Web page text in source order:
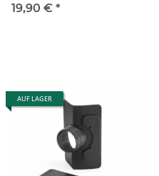
19,90 € *
AUF LAGER